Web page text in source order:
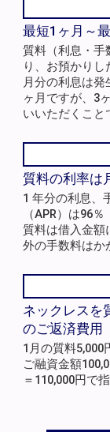
最短1ヶ月～
質料（利息・手
り、お預かり
月分の利息は
ヶ月ですが、3
いいただくこと
質料の利率は
1 年分の利息、
（APR）は96％
質料は借入金額
外の手数料はか
ネックレスを
のご返済費用
1月の質料5,000
ご融資金額
＝110,000円で